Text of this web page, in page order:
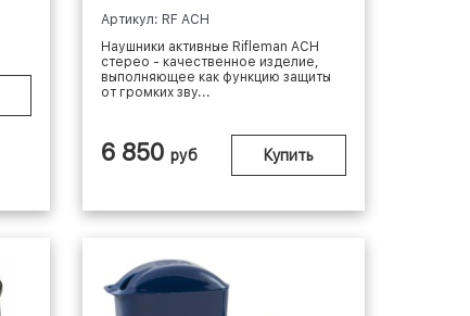
Артикул: RF ACH
Наушники активные Rifleman ACH
стерео - качественное изделие,
выполняющее как функцию защиты
от громких зву...
6 850 руб Купить